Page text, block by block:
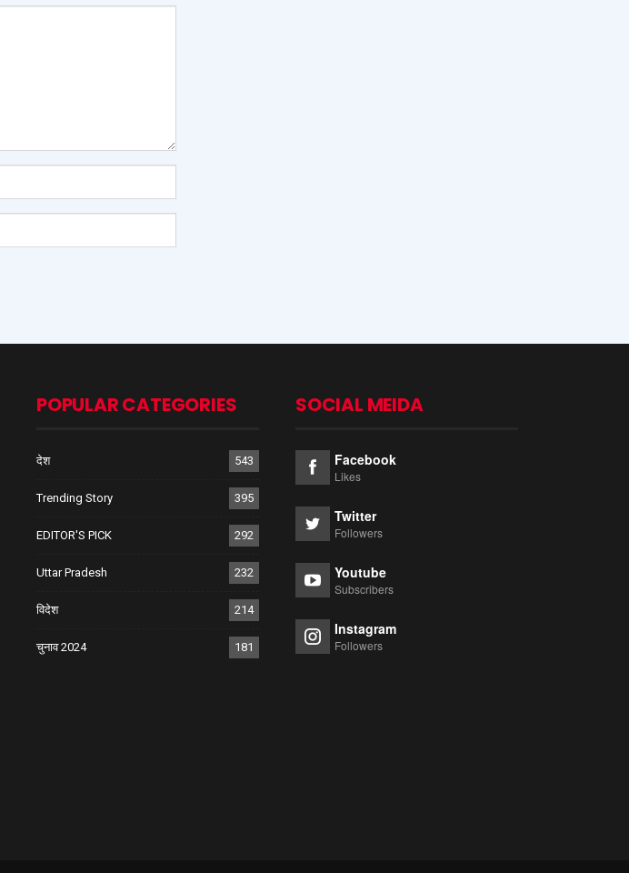
POPULAR CATEGORIES
देश 543
Trending Story 395
EDITOR'S PICK 292
Uttar Pradesh 232
विदेश 214
चुनाव 2024 181
SOCIAL MEIDA
Facebook
Likes
Twitter
Followers
Youtube
Subscribers
Instagram
Followers